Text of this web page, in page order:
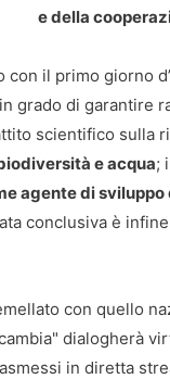
e della
con il primo giorno
grado di garantire
scientifico sulla
e acqua;
agente di sviluppo
conclusiva è
con quello
dialogherà
in diretta